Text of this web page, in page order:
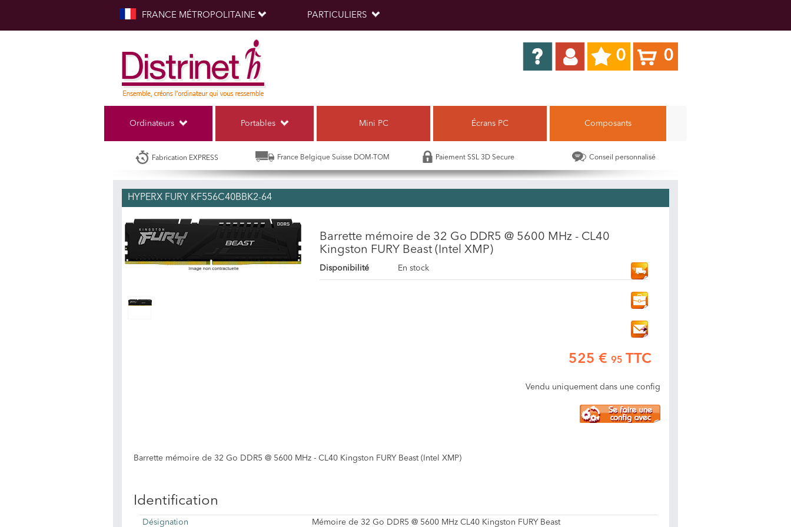
FRANCE MÉTROPOLITAINE PARTICULIERS
0 0
Ordinateurs Portables Mini PC Écrans PC Composants
Fabrication EXPRESS France Belgique Suisse DOM-TOM Paiement SSL 3D Secure Conseil personnalisé
HYPERX FURY KF556C40BBK2-64
Barrette mémoire de 32 Go DDR5 @ 5600 MHz - CL40
Kingston FURY Beast (Intel XMP)
Disponibilité En stock
525 € 95 TTC
Vendu uniquement dans une config
Barrette mémoire de 32 Go DDR5 @ 5600 MHz - CL40 Kingston FURY Beast (Intel XMP)
Identification
Désignation
Mémoire de 32 Go DDR5 @ 5600 MHz CL40 Kingston FURY Beast